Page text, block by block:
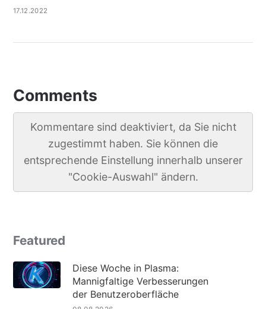
17.12.2022
Comments
Kommentare sind deaktiviert, da Sie nicht
zugestimmt haben. Sie können die
entsprechende Einstellung innerhalb unserer
"Cookie-Auswahl" ändern.
Featured
Diese Woche in Plasma:
Mannigfaltige Verbesserungen
der Benutzeroberfläche